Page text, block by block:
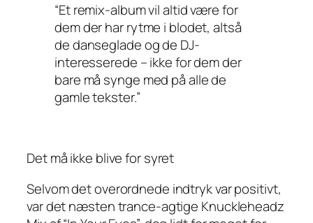
“Et remix-album vil altid være for
dem der har rytme i blodet, altså
de danseglade og de DJ-
interesserede – ikke for dem der
bare må synge med på alle de
gamle tekster.”
Det må ikke blive for syret
Selvom det overordnede indtryk var positivt,
var det næsten trance-agtige Knuckleheadz